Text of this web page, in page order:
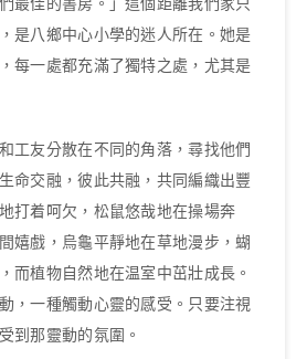
是八鄉中心小學的迷人所在。她是
每一處都充滿了獨特之處，尤其是
工友分散在不同的角落，尋找他們
命交融，彼此共融，共同編織出豐
打着呵欠，松鼠悠哉地在操場奔
嬉戲，烏龜平靜地在草地漫步，蝴
而植物自然地在温室中茁壯成長。
，一種觸動心靈的感受。只要注視
到那靈動的氛圍。